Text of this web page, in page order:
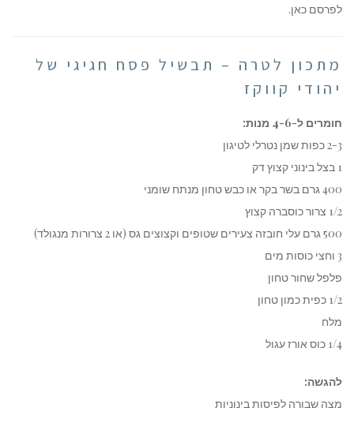
לפרסם כאן.
מתכון לטרה – תבשיל פסח חגיגי של
יהודי קווקז
חומרים ל-4-6 מנות:
2-3 כפות שמן נטרלי לטיגון
1 בצל בינוני קצוץ דק
400 גרם בשר בקר או כבש טחון מנתח שומני
1/2 צרור כוסברה קצוץ
500 גרם עלי חובזה צעירים שטופים וקצוצים גס (או 2 צרורות מנגולד)
3 וחצי כוסות מים
פלפל שחור טחון
1/2 כפית כמון טחון
מלח
1/4 כוס אורז עגול
להגשה:
מצה שבורה לפיסות בינוניות